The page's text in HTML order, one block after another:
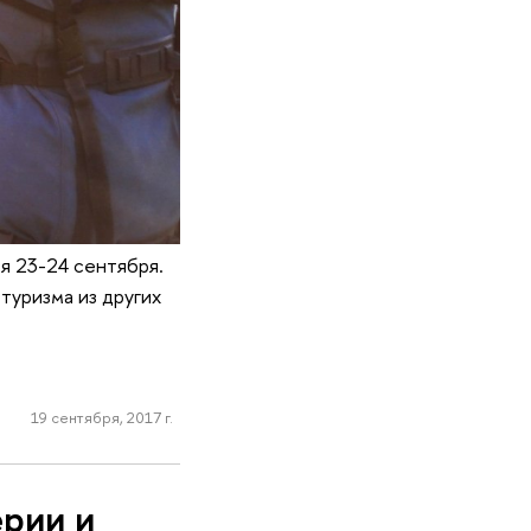
23-24 сентября.
из других
19 сентября, 2017 г.
и